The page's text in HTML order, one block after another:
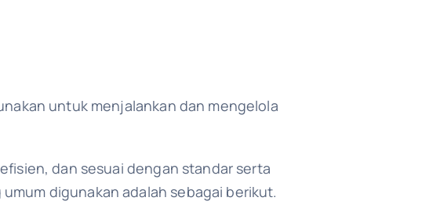
untuk menjalankan dan mengelola
dan sesuai dengan standar serta
digunakan adalah sebagai berikut.